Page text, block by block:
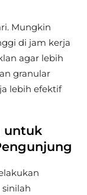
Mungkin
di jam kerja
agar lebih
granular
lebih efektif
untuk